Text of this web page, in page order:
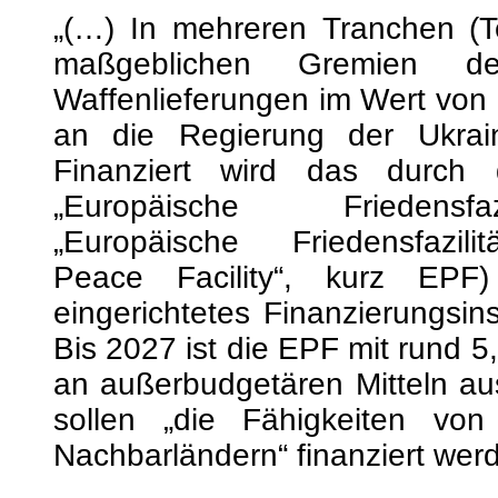
Finanziert wird das durch
„Europäische
„Europäische
Peace Facility“, kurz
eingerichtetes
Bis 2027 ist die EPF mit rund
an außerbudgetären Mitteln
sollen „die Fähigkeiten
Nachbarländern“ finanziert
.
In mehreren Tranchen flossen
der bis 2027 vorgesehenen
in die Ukraine zur